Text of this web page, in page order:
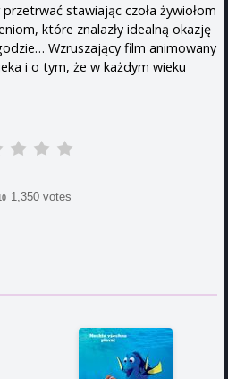
stawiając czoła żywiołom
które znalazły idealną okazję
Wzruszający film animowany
i o tym, że w każdym wieku
1,350 votes